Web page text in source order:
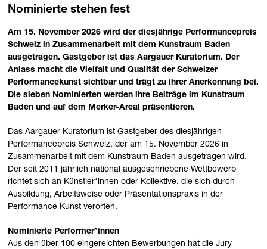
Nominierte stehen fest
Am 15. November 2026 wird der diesjährige Performancepreis
Schweiz in Zusammenarbeit mit dem Kunstraum Baden
ausgetragen. Gastgeber ist das Aargauer Kuratorium. Der
Anlass macht die Vielfalt und Qualität der Schweizer
Performancekunst sichtbar und trägt zu ihrer Anerkennung bei.
Die sieben Nominierten werden ihre Beiträge im Kunstraum
Baden und auf dem Merker-Areal präsentieren.
Das Aargauer Kuratorium ist Gastgeber des diesjährigen
Performancepreis Schweiz, der am 15. November 2026 in
Zusammenarbeit mit dem Kunstraum Baden ausgetragen wird.
Der seit 2011 jährlich national ausgeschriebene Wettbewerb
richtet sich an Künstler*innen oder Kollektive, die sich durch
Ausbildung, Arbeitsweise oder Präsentationspraxis in der
Performance Kunst verorten.
Nominierte Performer*innen
Aus den über 100 eingereichten Bewerbungen hat die Jury